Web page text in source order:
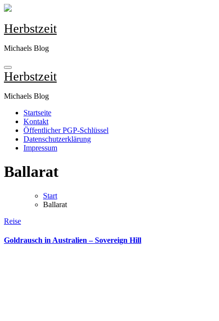
Zum
springen
Herbstzeit
Michaels Blog
Herbstzeit
Michaels Blog
Startseite
Kontakt
Öffentlicher PGP-Schlüssel
Datenschutzerklärung
Impressum
Ballarat
Start
Ballarat
Reise
Goldrausch in Australien – Sovereign Hill